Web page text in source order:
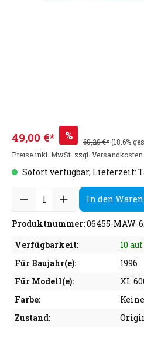
49,00 €* % 60,20 €*(18.6%
Preise inkl. MwSt. zzgl. Versandkosten
Sofort verfügbar, Lieferzeit:
In den
Produktnummer:06455-MAW-
Verfügbarkeit:
10
Für Baujahr(e):
1996
Für Modell(e):
XL
Farbe:
Zustand: